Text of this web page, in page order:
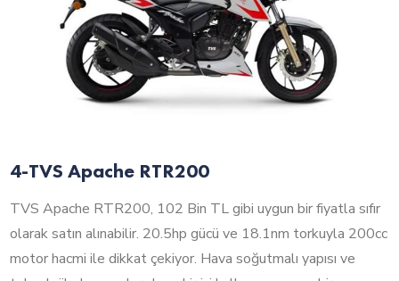
4-TVS Apache RTR200
TVS Apache RTR200, 102 Bin TL gibi uygun bir fiyatla sıfır
olarak satın alınabilir. 20.5hp gücü ve 18.1nm torkuyla 200cc
motor hacmi ile dikkat çekiyor. Hava soğutmalı yapısı ve